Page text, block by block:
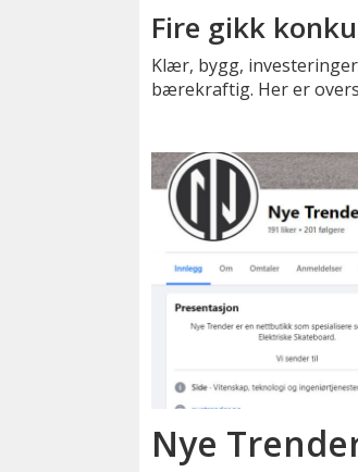
Fire gikk
Klær, bygg,
bærekraftig. Her er
Nye